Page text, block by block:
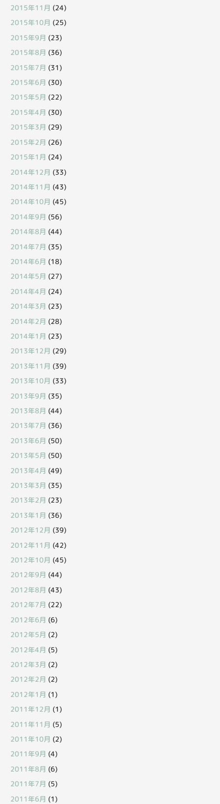
2015年11月 (24)
2015年10月 (25)
2015年9月 (23)
2015年8月 (36)
2015年7月 (31)
2015年6月 (30)
2015年5月 (22)
2015年4月 (30)
2015年3月 (29)
2015年2月 (26)
2015年1月 (24)
2014年12月 (33)
2014年11月 (43)
2014年10月 (45)
2014年9月 (56)
2014年8月 (44)
2014年7月 (35)
2014年6月 (18)
2014年5月 (27)
2014年4月 (24)
2014年3月 (23)
2014年2月 (28)
2014年1月 (23)
2013年12月 (29)
2013年11月 (39)
2013年10月 (33)
2013年9月 (35)
2013年8月 (44)
2013年7月 (36)
2013年6月 (50)
2013年5月 (50)
2013年4月 (49)
2013年3月 (35)
2013年2月 (23)
2013年1月 (36)
2012年12月 (39)
2012年11月 (42)
2012年10月 (45)
2012年9月 (44)
2012年8月 (43)
2012年7月 (22)
2012年6月 (6)
2012年5月 (2)
2012年4月 (5)
2012年3月 (2)
2012年2月 (2)
2012年1月 (1)
2011年12月 (1)
2011年11月 (5)
2011年10月 (2)
2011年9月 (4)
2011年8月 (6)
2011年7月 (5)
2011年6月 (1)